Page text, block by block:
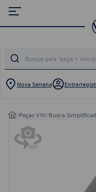
Nova Serrana Entre/
/Peças VW/Busca